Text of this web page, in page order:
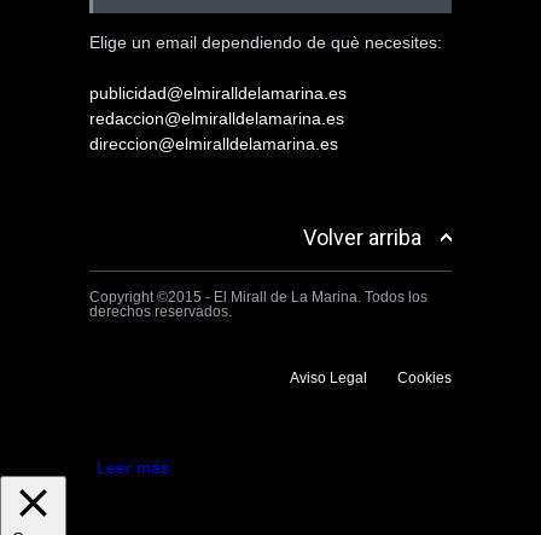
Elige un email dependiendo de què necesites:
publicidad@elmiralldelamarina.es
redaccion@elmiralldelamarina.es
direccion@elmiralldelamarina.es
Volver arriba
Copyright ©2015 - El Mirall de La Marina. Todos los
derechos reservados.
Aviso Legal Cookies
Leer más